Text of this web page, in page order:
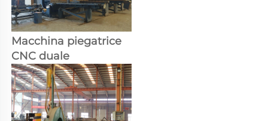
Macchina piegatrice
CNC duale